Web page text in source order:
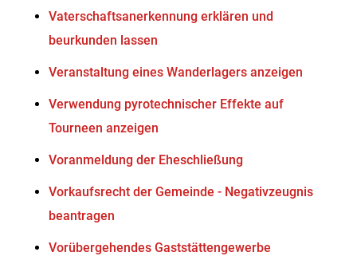
Vaterschaftsanerkennung erklären und
beurkunden lassen
Veranstaltung eines Wanderlagers anzeigen
Verwendung pyrotechnischer Effekte auf
Tourneen anzeigen
Voranmeldung der Eheschließung
Vorkaufsrecht der Gemeinde - Negativzeugnis
beantragen
Vorübergehendes Gaststättengewerbe